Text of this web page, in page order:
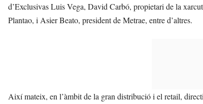
d’Exclusivas Luis Vega, David Carbó, propietari de la
Plantao, i Asier Beato, president de Metrae, entre d’altres.
Així mateix, en l’àmbit de la gran distribució i el retail,